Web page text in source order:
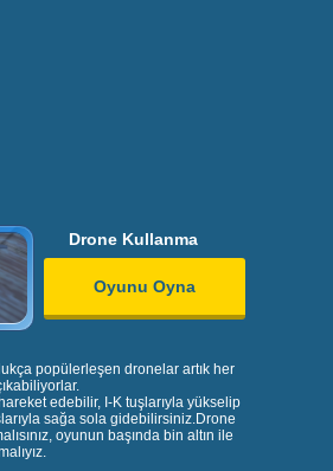
Drone Kullanma
Oyunu Oyna
popülerleşen dronelar artık her
edebilir, I-K tuşlarıyla yükselip
sağa sola gidebilirsiniz.Drone
oyunun başında bin altın ile